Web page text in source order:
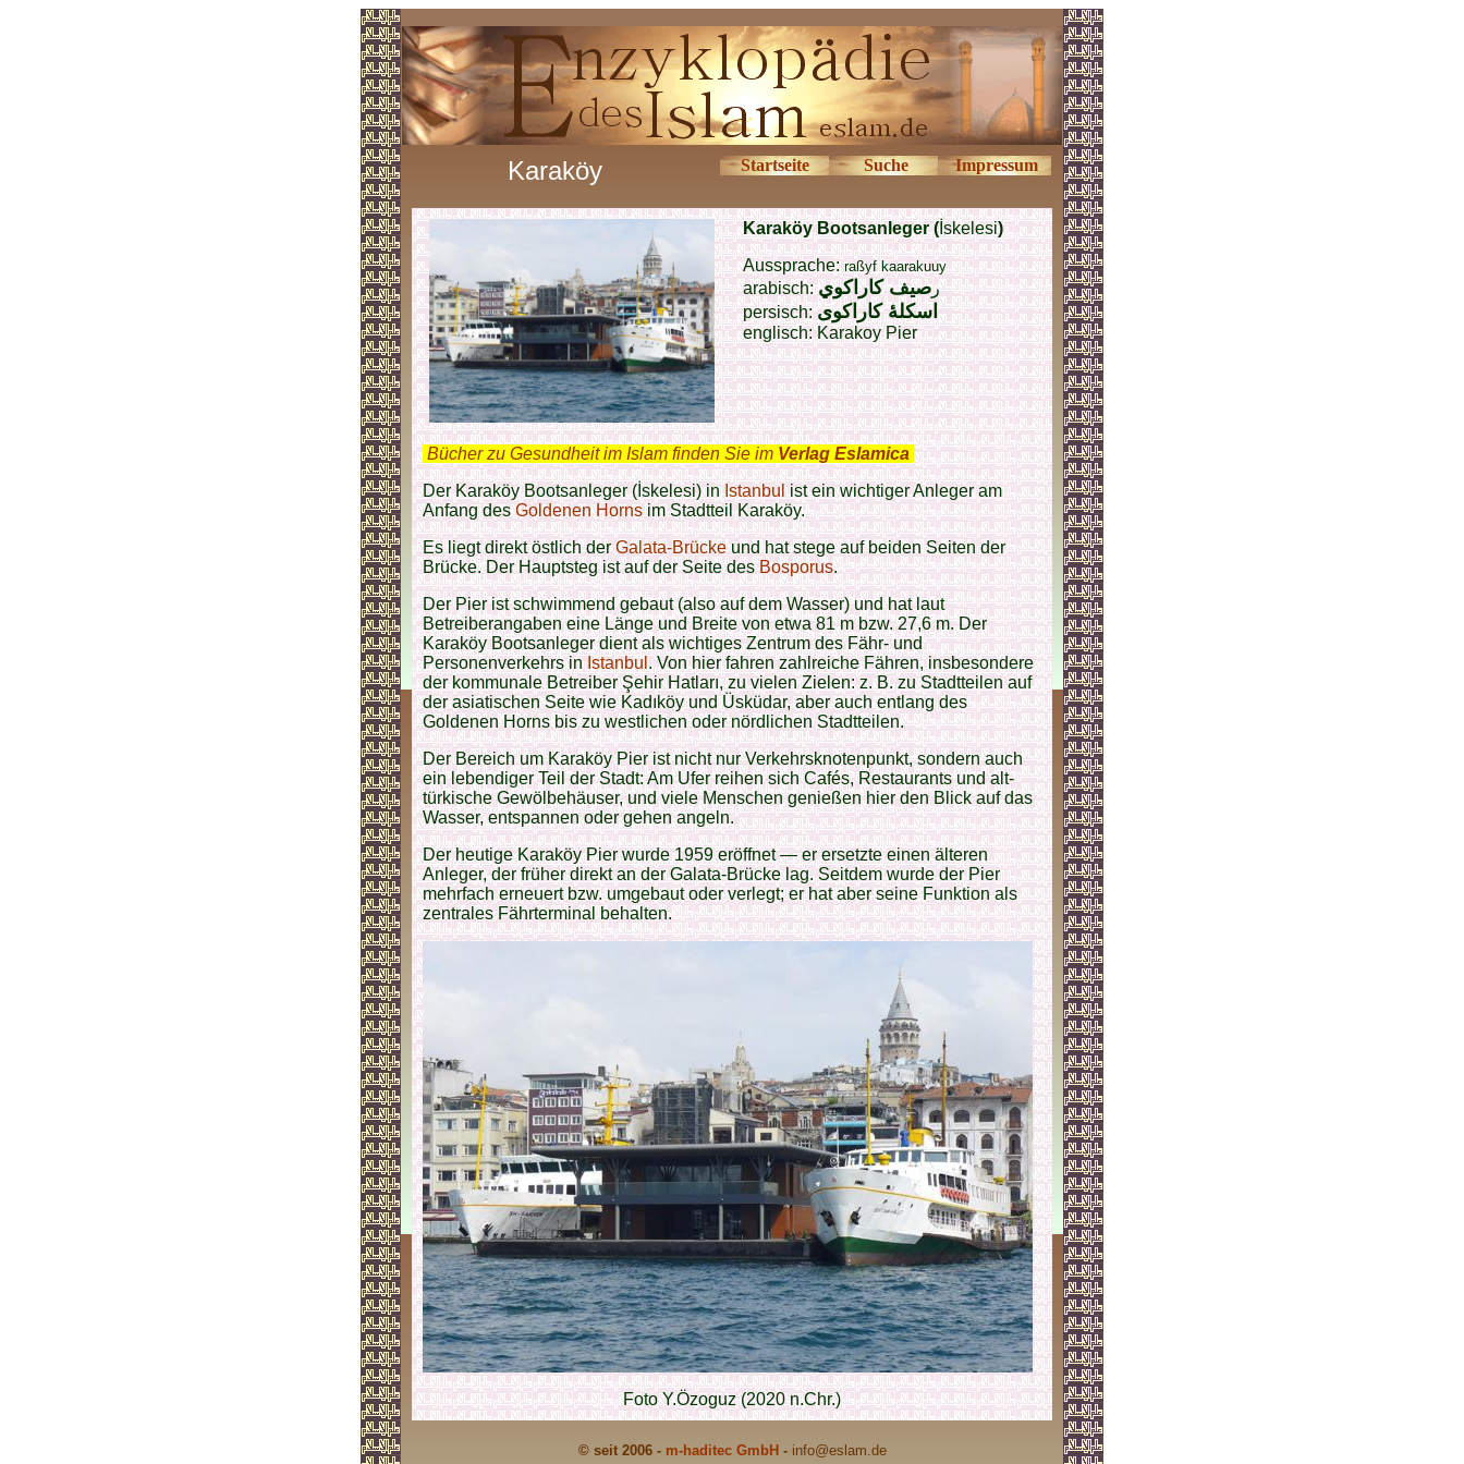
Karaköy Startseite Suche Impressum
Karaköy Bootsanleger (İskelesi)
Aussprache:raßyf kaarakuuy
arabisch: ‏رصيف كاراكوي
persisch:اسکلهٔ کاراکوی
englisch:Karakoy Pier
Bücher zu Gesundheit im Islam finden Sie im Verlag Eslamica
Der Karaköy Bootsanleger (İskelesi) inIstanbulist ein wichtiger Anleger am
Anfang desGoldenen Hornsim Stadtteil Karaköy.
Es liegt direkt östlich derGalata-Brückeund hat stege auf beiden Seiten der
Brücke. Der Hauptsteg ist auf der Seite desBosporus.
Der Pier ist schwimmend gebaut (also auf dem Wasser) und hat laut
Betreiberangaben eine Länge und Breite von etwa 81 m bzw. 27,6 m. Der
Karaköy Bootsanleger dient als wichtiges Zentrum des Fähr- und
Personenverkehrs in Istanbul. Von hier fahren zahlreiche Fähren, insbesondere
der kommunale Betreiber Şehir Hatları, zu vielen Zielen: z. B. zu Stadtteilen auf
der asiatischen Seite wie Kadıköy und Üsküdar, aber auch entlang des
Goldenen Horns bis zu westlichen oder nördlichen Stadtteilen.
Der Bereich um Karaköy Pier ist nicht nur Verkehrsknotenpunkt, sondern auch
ein lebendiger Teil der Stadt: Am Ufer reihen sich Cafés, Restaurants und alt-
türkische Gewölbehäuser, und viele Menschen genießen hier den Blick auf das
Wasser, entspannen oder gehen angeln.
Der heutige Karaköy Pier wurde 1959 eröffnet — er ersetzte einen älteren
Anleger, der früher direkt an der Galata-Brücke lag. Seitdem wurde der Pier
mehrfach erneuert bzw. umgebaut oder verlegt; er hat aber seine Funktion als
zentrales Fährterminal behalten.
Foto Y.Özoguz (2020 n.Chr.)
© seit 2006 - m-haditec GmbH - info@eslam.de